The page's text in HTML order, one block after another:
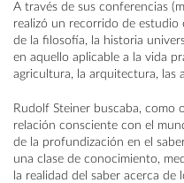
A través de sus conferencias
realizó un recorrido de estudio
de la filosofía, la historia
en aquello aplicable a la vida
agricultura, la arquitectura, las
Rudolf Steiner buscaba, como
relación consciente con el
de la profundización en el
una clase de conocimiento,
la realidad del saber acerca